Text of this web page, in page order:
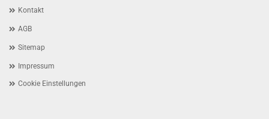
Kontakt
AGB
Sitemap
Impressum
Cookie Einstellungen